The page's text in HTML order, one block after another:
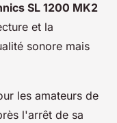
SL 1200 MK2
et la
sonore mais
les amateurs de
l'arrêt de sa